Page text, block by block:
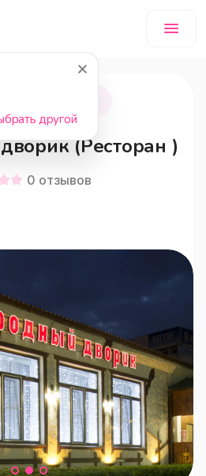
другой
(Ресторан )
0 отзывов